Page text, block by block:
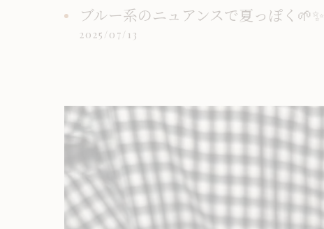
ブルー系のニュアンスで夏っぽく🌱✨
2025/07/13